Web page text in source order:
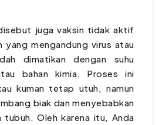
juga vaksin tidak aktif
yang mengandung virus atau
dimatikan dengan suhu
bahan kimia. Proses ini
kuman tetap utuh, namun
biak dan menyebabkan
Oleh karena itu, Anda